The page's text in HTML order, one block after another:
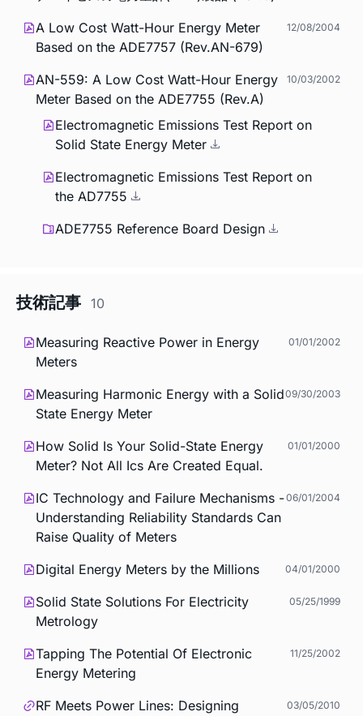
A Low Cost Watt-Hour Energy Meter
Based on the ADE7757 (Rev.AN-679)
12/08/2004
AN-559: A Low Cost Watt-Hour Energy
Meter Based on the ADE7755 (Rev.A)
10/03/2002
Electromagnetic Emissions Test Report on
Solid State Energy Meter
Electromagnetic Emissions Test Report on
the AD7755
ADE7755 Reference Board Design
技術記事 10
Measuring Reactive Power in Energy
Meters
01/01/2002
Measuring Harmonic Energy with a Solid
State Energy Meter
09/30/2003
How Solid Is Your Solid-State Energy
Meter? Not All Ics Are Created Equal.
01/01/2000
IC Technology and Failure Mechanisms -
Understanding Reliability Standards Can
Raise Quality of Meters
06/01/2004
Digital Energy Meters by the Millions 04/01/2000
Solid State Solutions For Electricity
Metrology
05/25/1999
Tapping The Potential Of Electronic
Energy Metering
11/25/2002
RF Meets Power Lines: Designing
03/05/2010